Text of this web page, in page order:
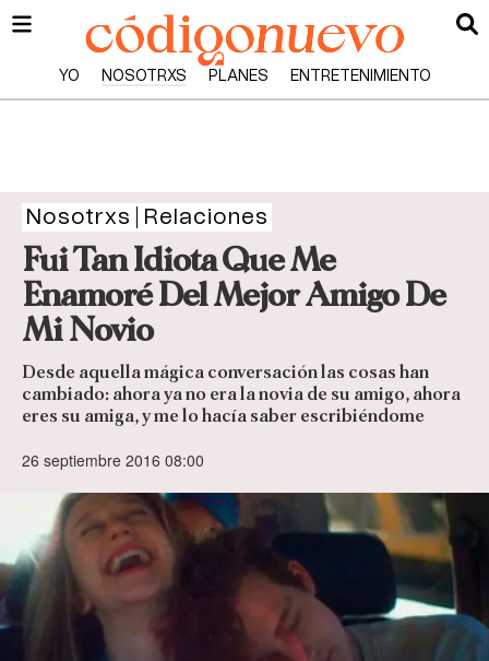
YO NOSOTRXS PLANES ENTRETENIMIENTO
Nosotrxs Relaciones
Fui Tan Idiota Que Me
Enamoré Del Mejor Amigo De
Mi Novio
Desde aquella mágica conversación las cosas han
cambiado: ahora ya no era la novia de su amigo, ahora
eres su amiga, y me lo hacía saber escribiéndome
26 septiembre 2016 08:00